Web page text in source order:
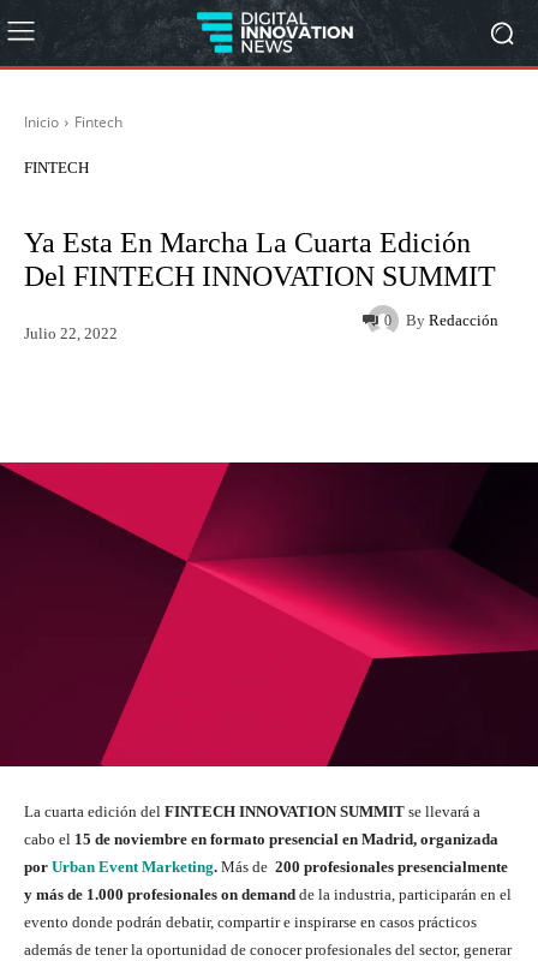
Inicio Fintech
FINTECH
Ya Esta En Marcha La Cuarta Edición
Del FINTECH INNOVATION SUMMIT
By Redacción
Julio 22, 2022
0
La cuarta edición del FINTECH INNOVATION SUMMIT se llevará a
cabo el 15 de noviembre en formato presencial en Madrid, organizada
por Urban Event Marketing. Más de 200 profesionales presencialmente
y más de 1.000 profesionales on demand de la industria, participarán en el
evento donde podrán debatir, compartir e inspirarse en casos prácticos
además de tener la oportunidad de conocer profesionales del sector, generar